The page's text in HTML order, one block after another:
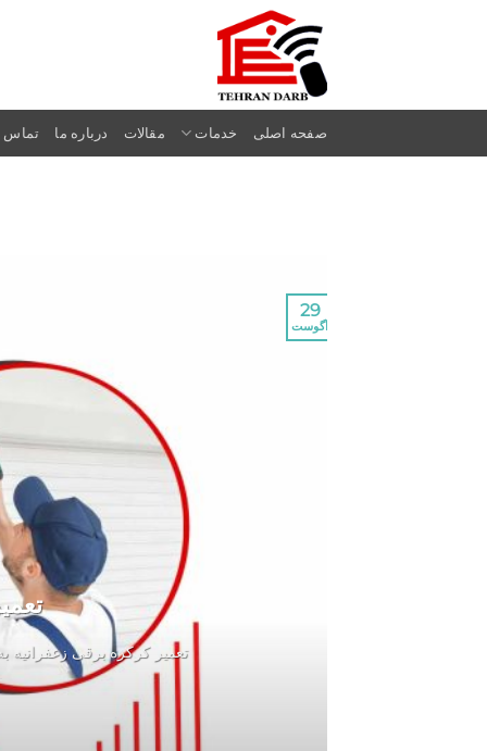
صفحه اصلی خدمات مقالات درباره ما تماس
تعمیر کرکره برقی زعفرانیه
29
آگوست